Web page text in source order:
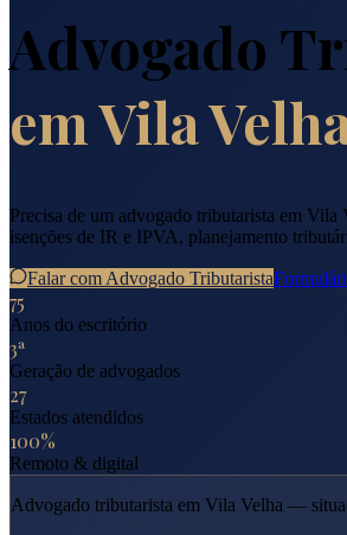
Advogado
emVila
Precisa de um advogado tributarista em Vila
isenções de IR e IPVA, planejamento
Falar com Advogado Tributarista
75
Anos do escritório
3ª
Geração de advogados
27
Estados atendidos
100%
Remoto & digital
Advogado tributarista em Vila Velha —